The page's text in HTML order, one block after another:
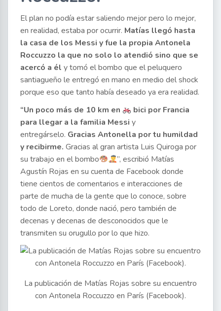
El plan no podía estar saliendo mejor pero lo mejor,
en realidad, estaba por ocurrir. Matías llegó hasta
la casa de los Messi y fue la propia Antonela
Roccuzzo la que no solo lo atendió sino que se
acercó a él y tomó el bombo que el peluquero
santiagueño le entregó en mano en medio del shock
porque eso que tanto había deseado ya era realidad.
“Un poco más de 10 km en
bici por Francia
para llegar a la familia Messi y
entregárselo. Gracias Antonella por tu humildad
y recibirme. Gracias al gran artista Luis Quiroga por
su trabajo en el bombo
”, escribió Matías
Agustín Rojas en su cuenta de Facebook donde
tiene cientos de comentarios e interacciones de
parte de mucha de la gente que lo conoce, sobre
todo de Loreto, donde nació, pero también de
decenas y decenas de desconocidos que le
transmiten su orugullo por lo que hizo.
La publicación de Matías Rojas sobre su encuentro
con Antonela Roccuzzo en París (Facebook).